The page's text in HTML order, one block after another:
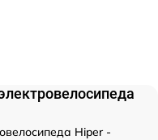
Hiper -